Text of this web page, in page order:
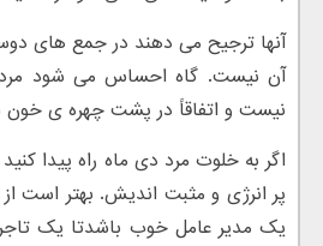
آنها ترجیح می دهند در جمع های
آن نیست. گاه احساس می شود
نیست و اتفاقاً در پشت چهره ی خون
اگر به خلوت مرد دی ماه راه پیدا
پر انرژی و مثبت اندیش. بهتر است
یک مدیر عامل خوب باشدتا یک